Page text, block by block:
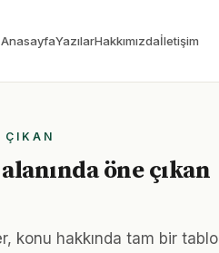
AnasayfaYazılarHakkımızdaİletişim
ÇIKAN
öne çıkan
konu hakkında tam bir tablo